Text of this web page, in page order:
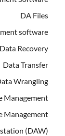
DA Files
software
Data Recovery
Data Transfer
Wrangling
Management
Management
(DAW)